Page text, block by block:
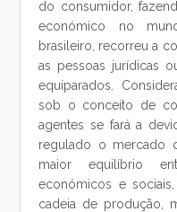
do consumidor,
económico no
brasileiro, recorreu a
as pessoas jurídicas
equiparados.
sob o conceito de
agentes se fará a
regulado o mercado
maior equilíbrio
económicos e
cadeia de produção,